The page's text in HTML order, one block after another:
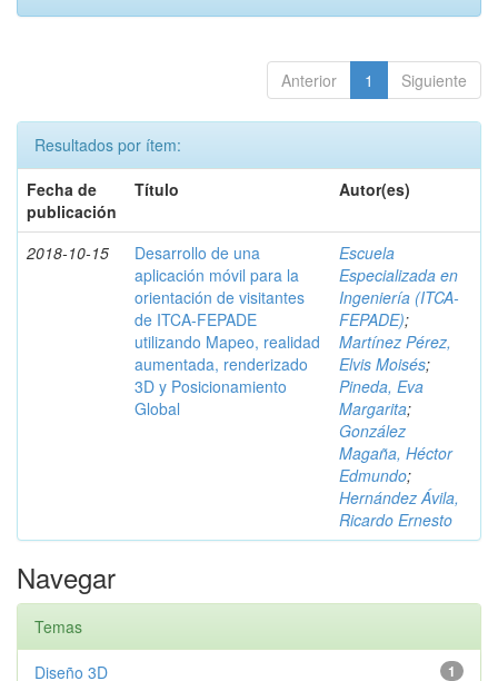
Anterior 1 Siguiente
Resultados por ítem:
Fecha de
publicación
Título Autor(es)
2018-10-15
Desarrollo de una
aplicación móvil para la
orientación de visitantes
de ITCA-FEPADE
utilizando Mapeo, realidad
aumentada, renderizado
3D y Posicionamiento
Global
Escuela
Especializada en
Ingeniería (ITCA-
FEPADE);
Martínez Pérez,
Elvis Moisés;
Pineda, Eva
Margarita;
González
Magaña, Héctor
Edmundo;
Hernández Ávila,
Ricardo Ernesto
Navegar
Temas
1
Diseño 3D